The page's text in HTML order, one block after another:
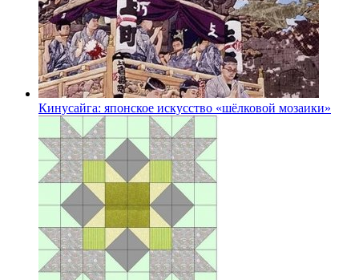
Кинусайга: японское искусство «шёлковой мозаики»